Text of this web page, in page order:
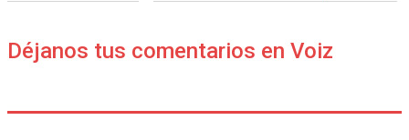
Déjanos tus comentarios en Voiz